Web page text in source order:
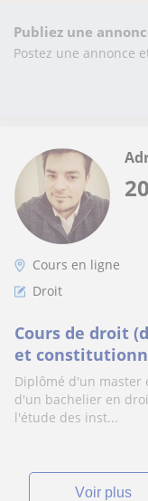
Publiez une
Postez une annonce
20
Cours en ligne
Droit
Cours de droit
et
Diplômé d'un master
d'un bachelier en
l'étude des inst...
voir plus